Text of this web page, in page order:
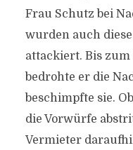
Frau Schutz bei
wurden auch
attackiert. Bis
bedrohte er die
beschimpfte sie.
die Vorwürfe
Vermieter